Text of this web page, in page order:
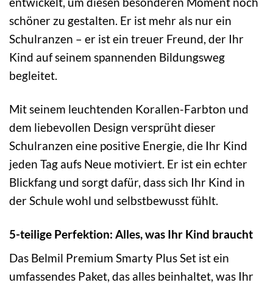
schöner zu gestalten. Er ist mehr als nur ein
Schulranzen – er ist ein treuer Freund, der Ihr
Kind auf seinem spannenden Bildungsweg
begleitet.
Mit seinem leuchtenden Korallen-Farbton und
dem liebevollen Design versprüht dieser
Schulranzen eine positive Energie, die Ihr Kind
jeden Tag aufs Neue motiviert. Er ist ein echter
Blickfang und sorgt dafür, dass sich Ihr Kind in
der Schule wohl und selbstbewusst fühlt.
5-teilige Perfektion: Alles, was Ihr Kind braucht
Das Belmil Premium Smarty Plus Set ist ein
umfassendes Paket, das alles beinhaltet, was Ihr